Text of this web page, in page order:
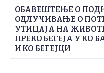
ОБАВЕШТЕЊЕ О
ОДЛУЧИВАЊЕ О
УТИЦАЈА НА
ПРЕКО БЕГЕЈА У КО
И КО БЕГЕЈЦИ